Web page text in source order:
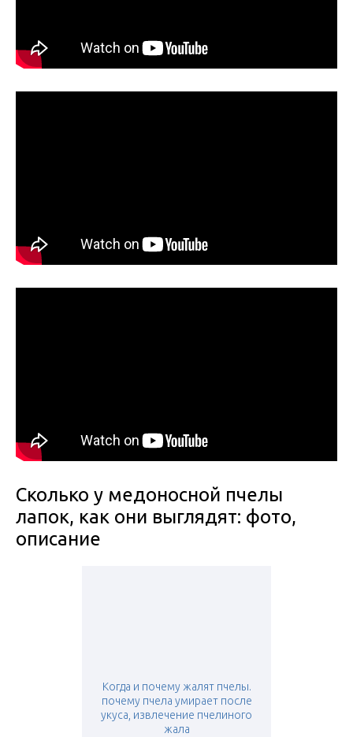
Сколько у медоносной пчелы
лапок, как они выглядят: фото,
описание
Когда и почему жалят пчелы.
почему пчела умирает после
укуса, извлечение пчелиного
жала